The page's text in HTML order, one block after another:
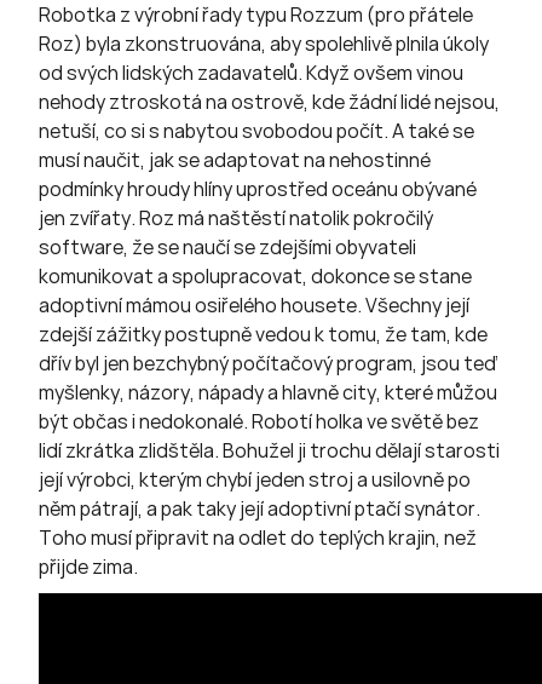
Robotka z výrobní řady typu Rozzum (pro přátele
Roz) byla zkonstruována, aby spolehlivě plnila úkoly
od svých lidských zadavatelů. Když ovšem vinou
nehody ztroskotá na ostrově, kde žádní lidé nejsou,
netuší, co si s nabytou svobodou počít. A také se
musí naučit, jak se adaptovat na nehostinné
podmínky hroudy hlíny uprostřed oceánu obývané
jen zvířaty. Roz má naštěstí natolik pokročilý
software, že se naučí se zdejšími obyvateli
komunikovat a spolupracovat, dokonce se stane
adoptivní mámou osiřelého housete. Všechny její
zdejší zážitky postupně vedou k tomu, že tam, kde
dřív byl jen bezchybný počítačový program, jsou teď
myšlenky, názory, nápady a hlavně city, které můžou
být občas i nedokonalé. Robotí holka ve světě bez
lidí zkrátka zlidštěla. Bohužel ji trochu dělají starosti
její výrobci, kterým chybí jeden stroj a usilovně po
něm pátrají, a pak taky její adoptivní ptačí synátor.
Toho musí připravit na odlet do teplých krajin, než
přijde zima.